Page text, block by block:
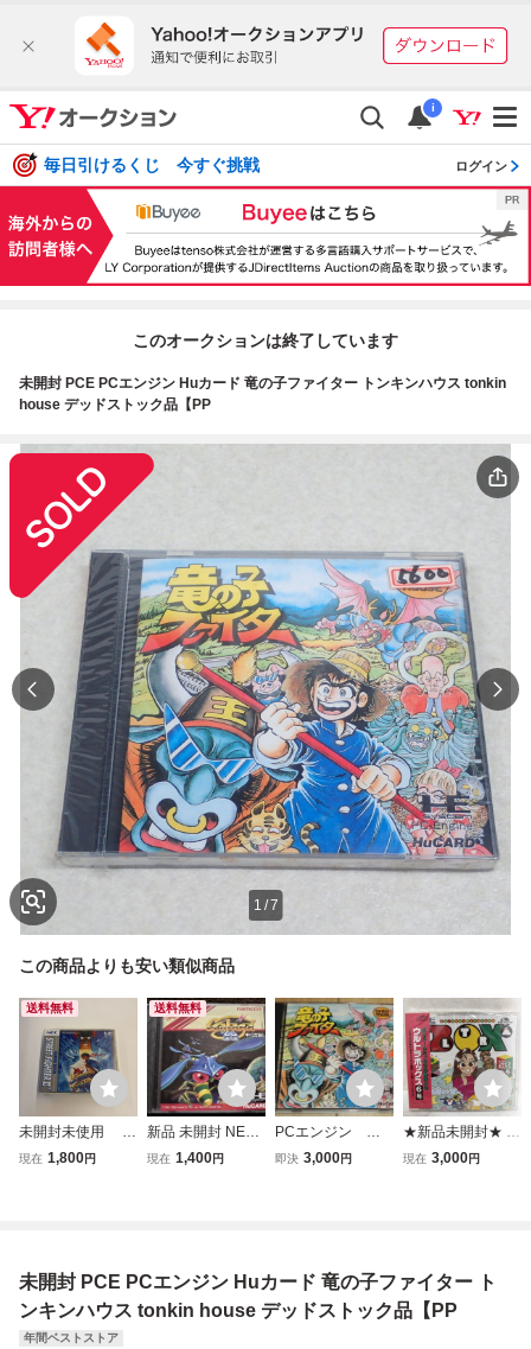
i
毎日引けるくじ 今すぐ挑戦 ログイン
このオークションは終了しています
未開封 PCE PCエンジン Huカード 竜の子ファイター トンキンハウス tonkin
house デッドストック品【PP
1 /7
この商品よりも安い類似商品
送料無料
未開封未使用 P
Cエンジン HuCA
現在 1,800円
送料無料
新品 未開封 NEC
PCエンジン HuC
現在 1,400円
PCエンジン 竜
の子ファイター
即決 3,000円
★新品未開封★ ウ
ルトラボックス6
現在 3,000円
未開封 PCE PCエンジン Huカード 竜の子ファイター ト
ンキンハウス tonkin house デッドストック品【PP
年間ベストストア